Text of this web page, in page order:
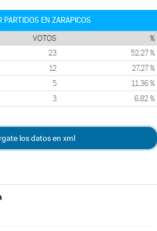
PARTIDOS EN ZARAPICOS
VOTOS %
23 52,27 %
12 27,27 %
5 11,36 %
3 6,82 %
los datos en xml